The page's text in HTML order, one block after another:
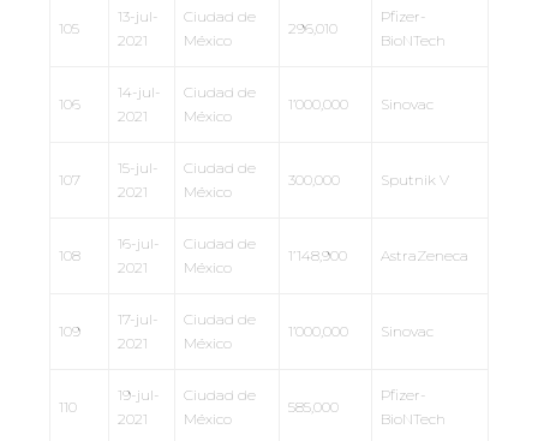
105
13-jul-
2021
Ciudad de
México
296,010
Pfizer-
BioNTech
106
14-jul-
2021
Ciudad de
México
1’000,000 Sinovac
107
15-jul-
2021
Ciudad de
México
300,000 Sputnik V
108
16-jul-
2021
Ciudad de
México
1’148,900 AstraZeneca
109
17-jul-
2021
Ciudad de
México
1’000,000 Sinovac
110
19-jul-
2021
Ciudad de
México
585,000
Pfizer-
BioNTech